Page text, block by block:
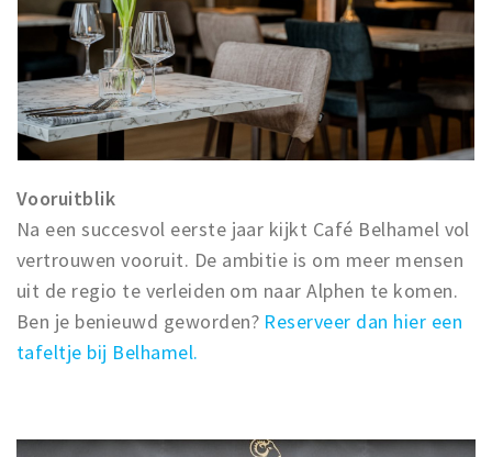
Vooruitblik
Na een succesvol eerste jaar kijkt Café Belhamel vol
vertrouwen vooruit. De ambitie is om meer mensen
uit de regio te verleiden om naar Alphen te komen.
Ben je benieuwd geworden? Reserveer dan hier een
tafeltje bij Belhamel.